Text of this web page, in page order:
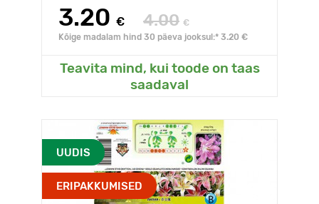
3.20 € 4.00 €
Kõige madalam hind 30 päeva jooksul:* 3.20 €
Teavita mind, kui toode on taas
saadaval
UUDIS
ERIPAKKUMISED